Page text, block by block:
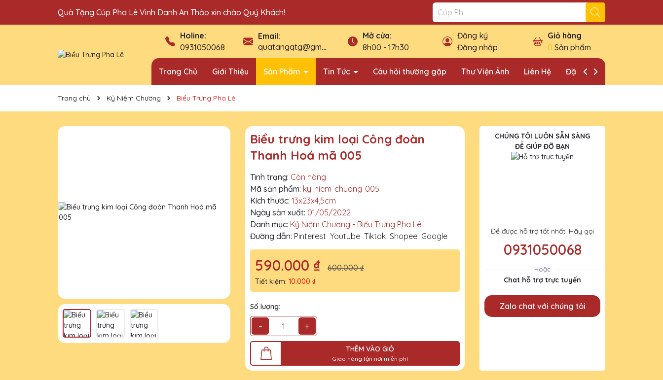
Quà Tặng Cúp Pha Lê Vinh Danh An Thảo xin chào Quý Khách!
Địa chỉ bán cúp vinh danh uy tín tại Hà Nội!
Holine:
0931050068
Email:
quatangqtg@gmail.com
Mở cửa:
8h00 - 17h30
Đăng ký
Đăng nhập
Giỏ hàng
0 Sản phẩm
Trang Chủ Giới Thiệu Sản Phẩm Tin Tức Câu hỏi thường gặp Thư Viện Ảnh Liên Hệ Đặt Lịch Khảo Sát
Trang chủ Kỷ Niệm Chương Biểu Trưng Pha Lê
Biểu trưng kim loại Công đoàn
Thanh Hoá mã 005
Tình trạng: Còn hàng
Mã sản phẩm: ky-niem-chuong-005
Kích thước: 13x23x4,5cm
Ngày sản xuất: 01/05/2022
Danh mục: Kỷ Niệm Chương - Biểu Trưng Pha Lê
Đường dẫn: Pinterest Youtube Tiktok Shopee Google
590.000 ₫ 600.000 ₫
Tiết kiệm: 10.000 ₫
Số lượng:
- +
THÊM VÀO GIỎ
Giao hàng tận nơi miễn phí
CHÚNG TÔI LUÔN SẴN SÀNG
ĐỂ GIÚP ĐỠ BẠN
Để được hỗ trợ tốt nhất. Hãy gọi
0931050068
Hoặc
Chat hỗ trợ trực tuyến
Zalo chat với chúng tôi